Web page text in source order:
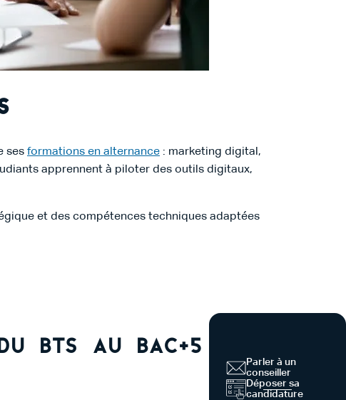
ses formations en alternance : marketing digital,
apprennent à piloter des outils digitaux,
et des compétences techniques adaptées
BTS au bAC+5
Parler à un
conseiller
Déposer sa
candidature